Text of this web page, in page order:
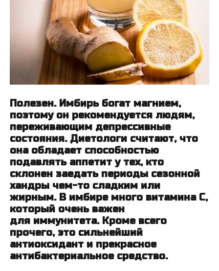
Полезен. Имбирь богат магнием,
поэтому он рекомендуется людям,
переживающим депрессивные
состояния. Диетологи считают, что
она обладает способностью
подавлять аппетит у тех, кто
склонен заедать периоды сезонной
хандры чем-то сладким или
жирным. В имбире много витамина С,
который очень важен
для иммунитета. Кроме всего
прочего, это сильнейший
антиоксидант и прекрасное
антибактериальное средство.